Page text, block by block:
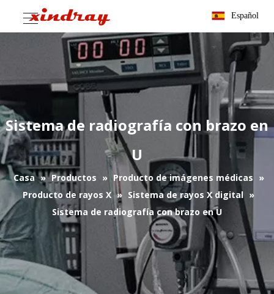
Español
Sistema de radiografía con brazo en
U
Casa » Productos » Producto de imágenes médicas »
Producto de rayos X » Sistema de rayos X digital »
Sistema de radiografía con brazo en U